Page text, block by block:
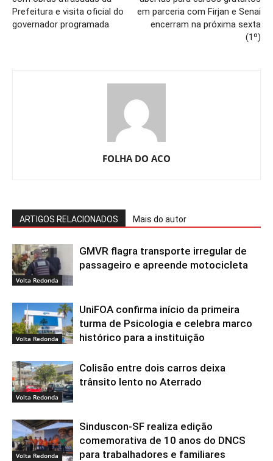
Prefeitura e visita oficial do
governador programada
em parceria com Firjan e Senai
encerram na próxima sexta
(1º)
FOLHA DO ACO
ARTIGOS RELACIONADOS Mais do autor
Volta Redonda
GMVR flagra transporte irregular de
passageiro e apreende motocicleta
Volta Redonda
UniFOA confirma início da primeira
turma de Psicologia e celebra marco
histórico para a instituição
Volta Redonda
Colisão entre dois carros deixa
trânsito lento no Aterrado
Volta Redonda
Sinduscon-SF realiza edição
comemorativa de 10 anos do DNCS
para trabalhadores e familiares